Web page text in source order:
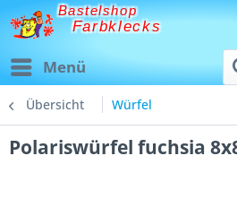
Bastelshop
Farbklecks
Menü
Übersicht Würfel
Polariswürfel fuchsia